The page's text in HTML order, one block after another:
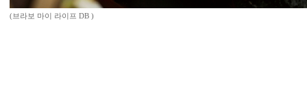
(브라보 마이 라이프 DB )